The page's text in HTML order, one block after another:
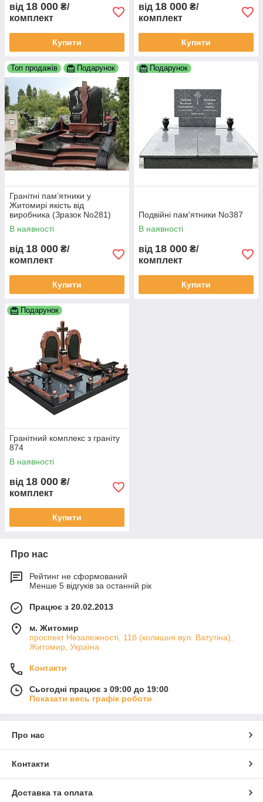
від 18 000 ₴/
комплект
Купити
від 18 000 ₴/
комплект
Купити
Топ продажів Подарунок
Гранітні пам’ятники у
Житомирі якість від
виробника (Зразок No281)
В наявності
від 18 000 ₴/
комплект
Купити
Подарунок
Подвійні пам'ятники No387
В наявності
від 18 000 ₴/
комплект
Купити
Подарунок
Гранітний комплекс з граніту
874
В наявності
від 18 000 ₴/
комплект
Купити
Про нас
Рейтинг не сформований
Менше 5 відгуків за останній рік
Працює з 20.02.2013
м. Житомир
проспект Незалежності, 11б (колишня вул. Ватутіна),
Житомир, Україна
Контакти
Сьогодні працює з 09:00 до 19:00
Показати весь графік роботи
Про нас
Контакти
Доставка та оплата